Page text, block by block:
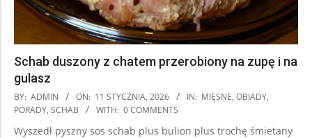
Schab duszony z chatem przerobiony na zupę i na
gulasz
2026-
01-
BY: ADMIN ON: 11 STYCZNIA, 2026 IN: MIĘSNE, OBIADY,
PORADY, SCHAB WITH: 0 COMMENTS
Wyszedł pyszny sos schab plus bulion plus trochę śmietany